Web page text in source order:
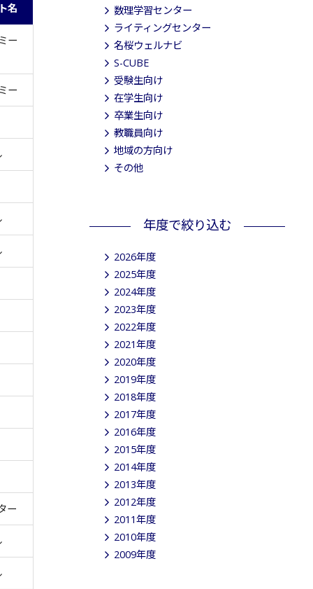
名
ー
ー
ー
数理学習センター
ライティングセンター
名桜ウェルナビ
S-CUBE
受験生向け
在学生向け
卒業生向け
教職員向け
地域の方向け
その他
年度で絞り込む
2026年度
2025年度
2024年度
2023年度
2022年度
2021年度
2020年度
2019年度
2018年度
2017年度
2016年度
2015年度
2014年度
2013年度
2012年度
2011年度
2010年度
2009年度